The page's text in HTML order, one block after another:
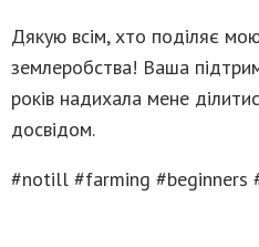
Дякую всім, хто поділяє
землеробства! Ваша
років надихала мене
досвідом.
#notill #farming #beginners